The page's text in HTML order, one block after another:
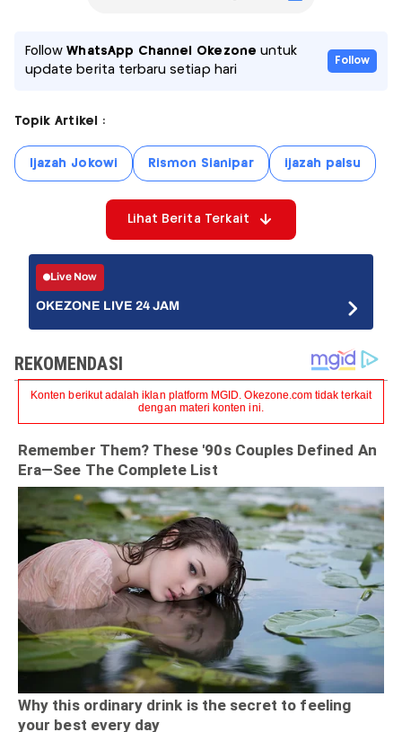
FollowWhatsApp Channel Okezone untuk
update berita terbaru setiap hari
Follow
Topik Artikel :
Ijazah Jokowi Rismon Sianipar ijazah palsu
Lihat Berita Terkait
Live Now
OKEZONE LIVE 24 JAM